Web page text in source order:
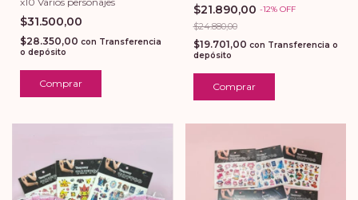
$31.500,00
$28.350,00 con Transferencia
o depósito
$21.890,00 -12% OFF
$24.880,00
$19.701,00 con Transferencia o
depósito